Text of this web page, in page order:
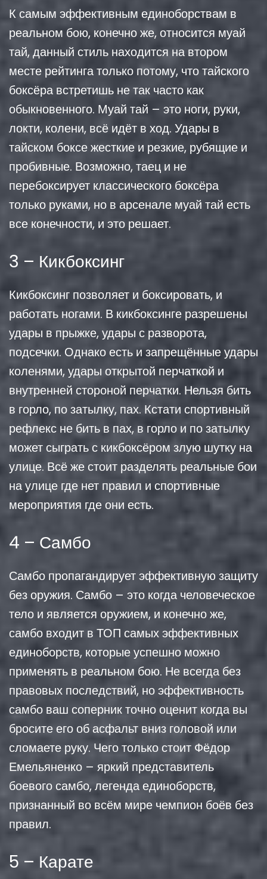
К самым эффективным единоборствам в
реальном бою, конечно же, относится муай
тай, данный стиль находится на втором
месте рейтинга только потому, что тайского
боксёра встретишь не так часто как
обыкновенного. Муай тай – это ноги, руки,
локти, колени, всё идёт в ход. Удары в
тайском боксе жесткие и резкие, рубящие и
пробивные. Возможно, таец и не
перебоксирует классического боксёра
только руками, но в арсенале муай тай есть
все конечности, и это решает.
3 – Кикбоксинг
Кикбоксинг позволяет и боксировать, и
работать ногами. В кикбоксинге разрешены
удары в прыжке, удары с разворота,
подсечки. Однако есть и запрещённые удары
коленями, удары открытой перчаткой и
внутренней стороной перчатки. Нельзя бить
в горло, по затылку, пах. Кстати спортивный
рефлекс не бить в пах, в горло и по затылку
может сыграть с кикбоксёром злую шутку на
улице. Всё же стоит разделять реальные бои
на улице где нет правил и спортивные
мероприятия где они есть.
4 – Самбо
Самбо пропагандирует эффективную защиту
без оружия. Самбо – это когда человеческое
тело и является оружием, и конечно же,
самбо входит в ТОП самых эффективных
единоборств, которые успешно можно
применять в реальном бою. Не всегда без
правовых последствий, но эффективность
самбо ваш соперник точно оценит когда вы
бросите его об асфальт вниз головой или
сломаете руку. Чего только стоит Фёдор
Емельяненко – яркий представитель
боевого самбо, легенда единоборств,
признанный во всём мире чемпион боёв без
правил.
5 – Карате